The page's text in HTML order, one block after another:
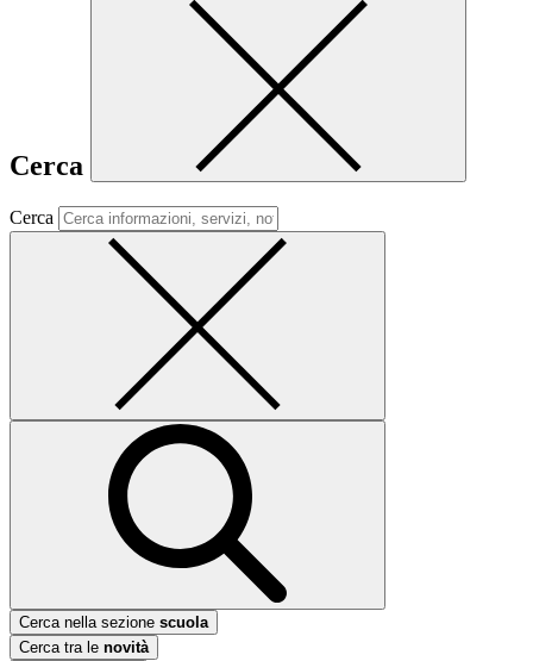
Cerca
Cerca
Cerca nella sezione scuola
Cerca tra le novità